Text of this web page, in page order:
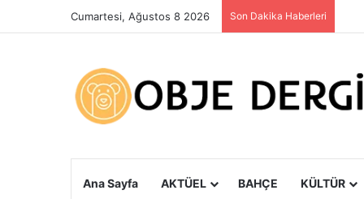
Cumartesi, Ağustos 8 2026 Son Dakika Haberleri
Ana Sayfa AKTÜEL BAHÇE KÜLTÜR